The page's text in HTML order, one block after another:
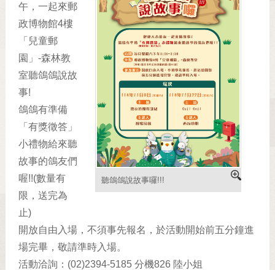
聽鴿鴿說故事囉!!!
午，一起來郵
政博物館4樓
「兒童郵
園」-森林教
室聽鴿鴿說故
事!
鴿鴿有準備
「有獎徵答」
小禮物給來聽
故事的鴿友們
喔!!(數量有
限，送完為
止)
開放自由入場，不須事先報名，於活動開始前五分鐘進
場完畢，敬請準時入場。
活動洽詢：(02)2394-5185 分機826 陸小姐